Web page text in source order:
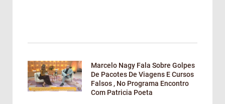
Marcelo Nagy Fala Sobre Golpes
De Pacotes De Viagens E Cursos
Falsos , No Programa Encontro
Com Patricia Poeta